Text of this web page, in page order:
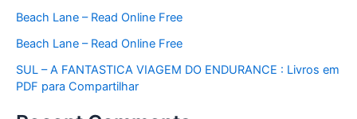
Beach Lane – Read Online Free
Beach Lane – Read Online Free
SUL – A FANTASTICA VIAGEM DO ENDURANCE : Livros em
PDF para Compartilhar